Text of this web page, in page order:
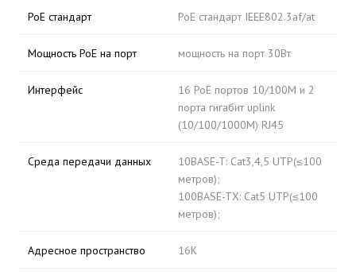
PoE стандарт PoE стандарт IEEE802.3af/at
Мощность PoE на порт мощность на порт 30Вт
Интерфейс
16 PoE портов 10/100M и 2
порта гигабит uplink
(10/100/1000M) RJ45
Среда передачи данных
10BASE-T: Cat3,4,5 UTP(≤100
метров);
100BASE-TX: Cat5 UTP(≤100
метров);
Адресное пространство 16K